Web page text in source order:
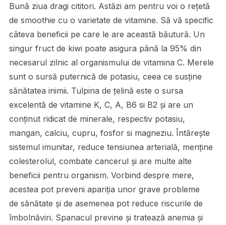
Bună ziua dragi cititori. Astăzi am pentru voi o rețetă
de smoothie cu o varietate de vitamine. Să vă specific
câteva beneficii pe care le are această băutură. Un
singur fruct de kiwi poate asigura până la 95% din
necesarul zilnic al organismului de vitamina C. Merele
sunt o sursă puternică de potasiu, ceea ce susține
sănătatea inimii. Tulpina de țelină este o sursa
excelentă de vitamine K, C, A, B6 si B2 și are un
conținut ridicat de minerale, respectiv potasiu,
mangan, calciu, cupru, fosfor si magneziu. Întărește
sistemul imunitar, reduce tensiunea arterială, menține
colesterolul, combate cancerul și are multe alte
beneficii pentru organism. Vorbind despre mere,
acestea pot preveni apariția unor grave probleme
de sănătate și de asemenea pot reduce riscurile de
îmbolnăviri. Spanacul previne și tratează anemia și